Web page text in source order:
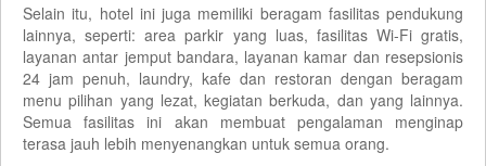
Selain itu, hotel ini juga memiliki beragam fasilitas pendukung
lainnya, seperti: area parkir yang luas, fasilitas Wi-Fi gratis,
layanan antar jemput bandara, layanan kamar dan resepsionis
24 jam penuh, laundry, kafe dan restoran dengan beragam
menu pilihan yang lezat, kegiatan berkuda, dan yang lainnya.
Semua fasilitas ini akan membuat pengalaman menginap
terasa jauh lebih menyenangkan untuk semua orang.